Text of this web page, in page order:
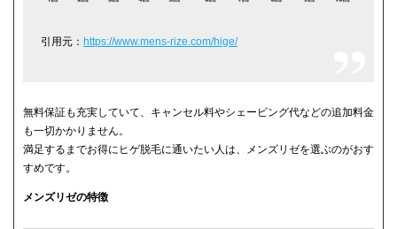
引用元： https://www.mens-rize.com/hige/
無料保証も充実していて、キャンセル料やシェービング代などの追加料金
も一切かかりません。
満足するまでお得にヒゲ脱毛に通いたい人は、メンズリゼを選ぶのがおす
すめです。
メンズリゼの特徴